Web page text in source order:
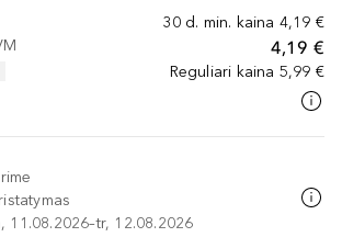
30 d. min. kaina 4,19 €
4,19 €
Reguliari kaina 5,99 €
11.08.2026–tr, 12.08.2026